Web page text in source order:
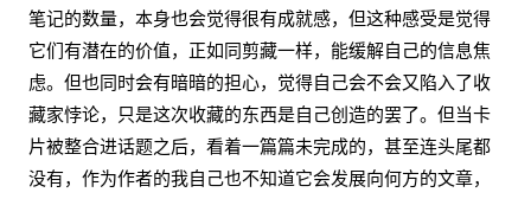
笔记的数量，本身也会觉得很有成就感，但这种感受是觉得
它们有潜在的价值，正如同剪藏一样，能缓解自己的信息焦
虑。但也同时会有暗暗的担心，觉得自己会不会又陷入了收
藏家悖论，只是这次收藏的东西是自己创造的罢了。但当卡
片被整合进话题之后，看着一篇篇未完成的，甚至连头尾都
没有，作为作者的我自己也不知道它会发展向何方的文章，